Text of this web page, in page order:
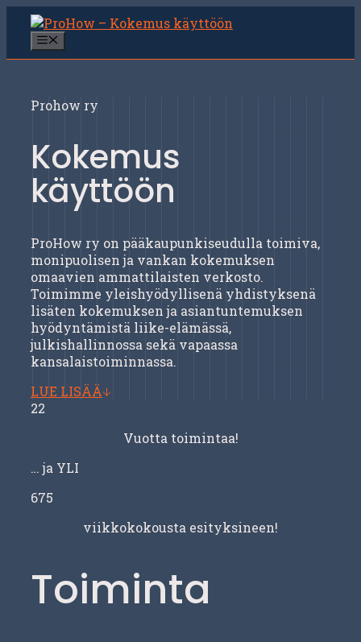
Siirry
sisältöön
Prohow ry
Kokemus
käyttöön
ProHow ry on pääkaupunkiseudulla toimiva,
monipuolisen ja vankan kokemuksen
omaavien ammattilaisten verkosto.
Toimimme yleishyödyllisenä yhdistyksenä
lisäten kokemuksen ja asiantuntemuksen
hyödyntämistä liike-elämässä,
julkishallinnossa sekä vapaassa
kansalaistoiminnassa.
LUE LISÄÄ
22
Vuotta toimintaa!
… ja YLI
675
viikkokokousta esityksineen!
Toiminta